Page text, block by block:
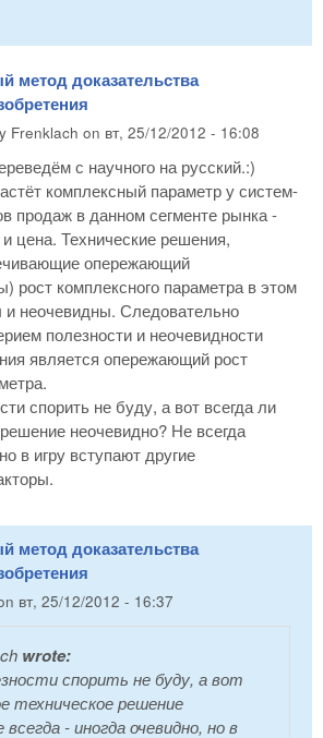
метод доказательства
Frenklach on вт, 25/12/2012 - 16:08
с научного на русский.:)
комплексный параметр у систем-
продаж в данном сегменте рынка -
и цена. Технические решения,
опережающий
рост комплексного параметра в этом
и неочевидны. Следовательно
полезности и неочевидности
является опережающий рост
спорить не буду, а вот всегда ли
неочевидно? Не всегда
в игру вступают другие
метод доказательства
вт, 25/12/2012 - 16:37
wrote:
спорить не буду, а вот
техническое решение
- иногда очевидно, но в